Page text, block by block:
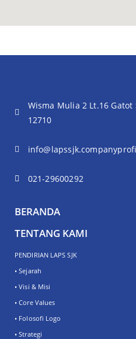
Wisma Mulia 2 Lt.16 Gatot
12710
021-29600292
BERANDA
TENTANG KAMI
PENDIRIAN LAPS SJK
• Sejarah
• Visi & Misi
• Core Values
• Folosofi Logo
• Strategi